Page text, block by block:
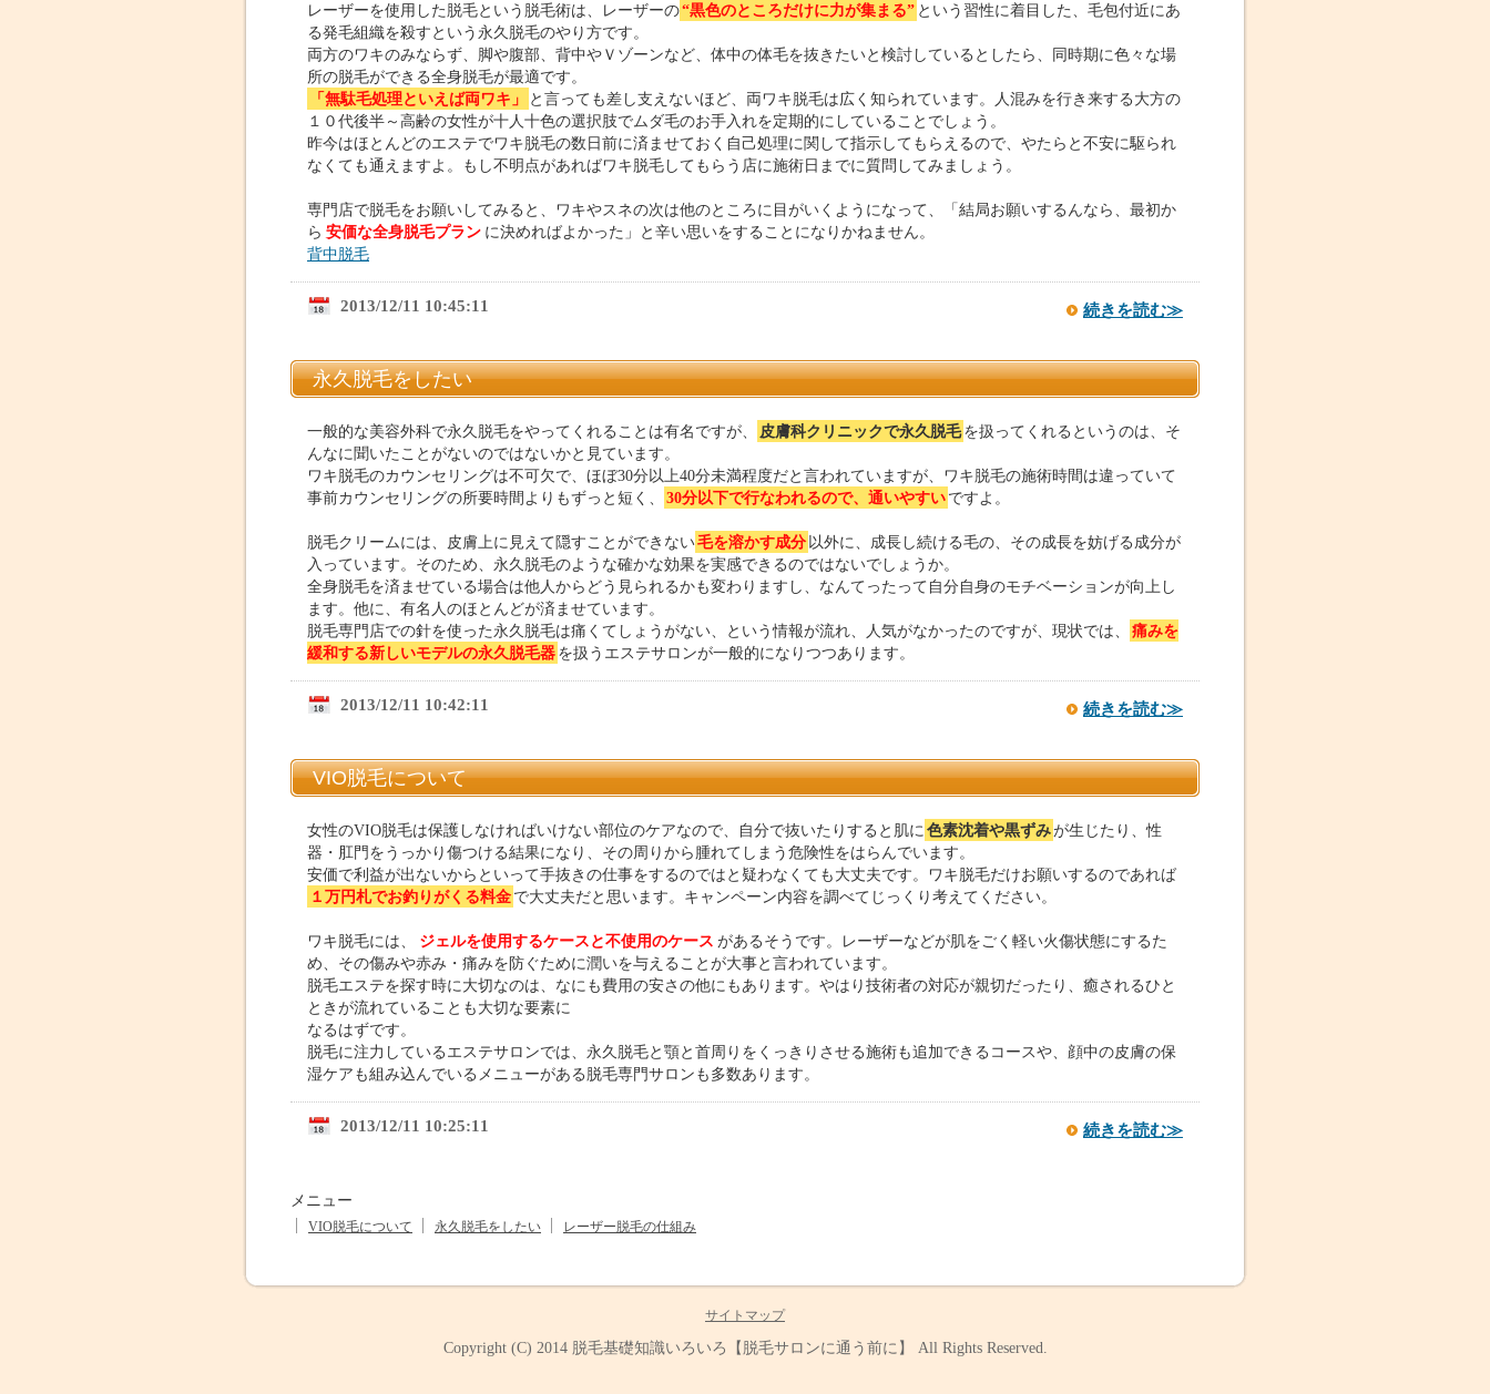
レーザーを使用した脱毛という脱毛術は、レーザーの“黒色のところだけに力が集まる” という習性に着目した、毛包付近にあ
る発毛組織を殺すという永久脱毛のやり方です。
両方のワキのみならず、脚や腹部、背中やＶゾーンなど、体中の体毛を抜きたいと検討しているとしたら、同時期に色々な場
所の脱毛ができる全身脱毛が最適です。
「無駄毛処理といえば両ワキ」
と言っても差し支えないほど、両ワキ脱毛は広く知られています。人混みを行き来する大方の
１０代後半～高齢の女性が十人十色の選択肢でムダ毛のお手入れを定期的にしていることでしょう。
昨今はほとんどのエステでワキ脱毛の数日前に済ませておく自己処理に関して指示してもらえるので、やたらと不安に駆られ
なくても通えますよ。もし不明点があればワキ脱毛してもらう店に施術日までに質問してみましょう。
専門店で脱毛をお願いしてみると、ワキやスネの次は他のところに目がいくようになって、「結局お願いするんなら、最初か
ら 安価な全身脱毛プラン に決めればよかった」と辛い思いをすることになりかねません。
背中脱毛
続きを読む≫
2013/12/11 10:45:11
永久脱毛をしたい
一般的な美容外科で永久脱毛をやってくれることは有名ですが、 皮膚科クリニックで永久脱毛を扱ってくれるというのは、そ
んなに聞いたことがないのではないかと見ています。
ワキ脱毛のカウンセリングは不可欠で、ほぼ30分以上40分未満程度だと言われていますが、ワキ脱毛の施術時間は違っていて
事前カウンセリングの所要時間よりもずっと短く、
30分以下で行なわれるので、通いやすいですよ。
脱毛クリームには、皮膚上に見えて隠すことができない毛を溶かす成分 以外に、成長し続ける毛の、その成長を妨げる成分が
入っています。そのため、永久脱毛のような確かな効果を実感できるのではないでしょうか。
全身脱毛を済ませている場合は他人からどう見られるかも変わりますし、なんてったって自分自身のモチベーションが向上し
ます。他に、有名人のほとんどが済ませています。
脱毛専門店での針を使った永久脱毛は痛くてしょうがない、という情報が流れ、人気がなかったのですが、現状では、
痛みを
緩和する新しいモデルの永久脱毛器を扱うエステサロンが一般的になりつつあります。
続きを読む≫
2013/12/11 10:42:11
VIO脱毛について
女性のVIO脱毛は保護しなければいけない部位のケアなので、自分で抜いたりすると肌に 色素沈着や黒ずみが生じたり、性
器・肛門をうっかり傷つける結果になり、その周りから腫れてしまう危険性をはらんでいます。
安価で利益が出ないからといって手抜きの仕事をするのではと疑わなくても大丈夫です。ワキ脱毛だけお願いするのであれば
１万円札でお釣りがくる料金で大丈夫だと思います。キャンペーン内容を調べてじっくり考えてください。
ワキ脱毛には、 ジェルを使用するケースと不使用のケース があるそうです。レーザーなどが肌をごく軽い火傷状態にするた
め、その傷みや赤み・痛みを防ぐために潤いを与えることが大事と言われています。
脱毛エステを探す時に大切なのは、なにも費用の安さの他にもあります。やはり技術者の対応が親切だったり、癒されるひと
ときが流れていることも大切な要素に
なるはずです。
脱毛に注力しているエステサロンでは、永久脱毛と顎と首周りをくっきりさせる施術も追加できるコースや、顔中の皮膚の保
湿ケアも組み込んでいるメニューがある脱毛専門サロンも多数あります。
続きを読む≫
2013/12/11 10:25:11
メニュー
VIO脱毛について 永久脱毛をしたい レーザー脱毛の仕組み
サイトマップ
Copyright (C) 2014 脱毛基礎知識いろいろ【脱毛サロンに通う前に】 All Rights Reserved.